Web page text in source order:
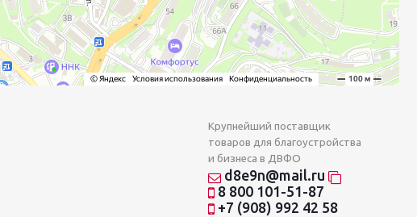
Крупнейший поставщик
товаров для благоустройства
и бизнеса в ДВФО
d8e9n@mail.ru
8 800 101-51-87
+7 (908) 992 42 58